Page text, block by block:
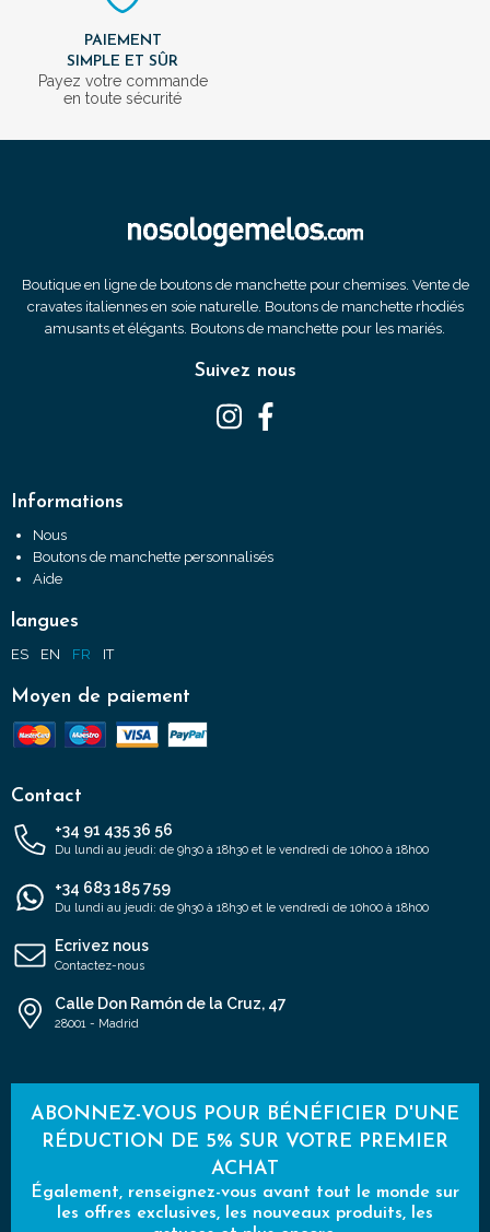
PAIEMENT
SIMPLE ET SÛR
Payez votre commande
en toute sécurité
Boutique en ligne de boutons de manchette pour chemises. Vente de
cravates italiennes en soie naturelle. Boutons de manchette rhodiés
amusants et élégants. Boutons de manchette pour les mariés.
Suivez nous
Informations
Nous
Boutons de manchette personnalisés
Aide
langues
ES EN FR IT
Moyen de paiement
Contact
+34 91 435 36 56
Du lundi au jeudi: de 9h30 à 18h30 et le vendredi de 10h00 à 18h00
+34 683 185 759
Du lundi au jeudi: de 9h30 à 18h30 et le vendredi de 10h00 à 18h00
Ecrivez nous
Contactez-nous
Calle Don Ramón de la Cruz, 47
28001 - Madrid
ABONNEZ-VOUS POUR BÉNÉFICIER D'UNE
RÉDUCTION DE 5% SUR VOTRE PREMIER
ACHAT
Également, renseignez-vous avant tout le monde sur
les offres exclusives, les nouveaux produits, les